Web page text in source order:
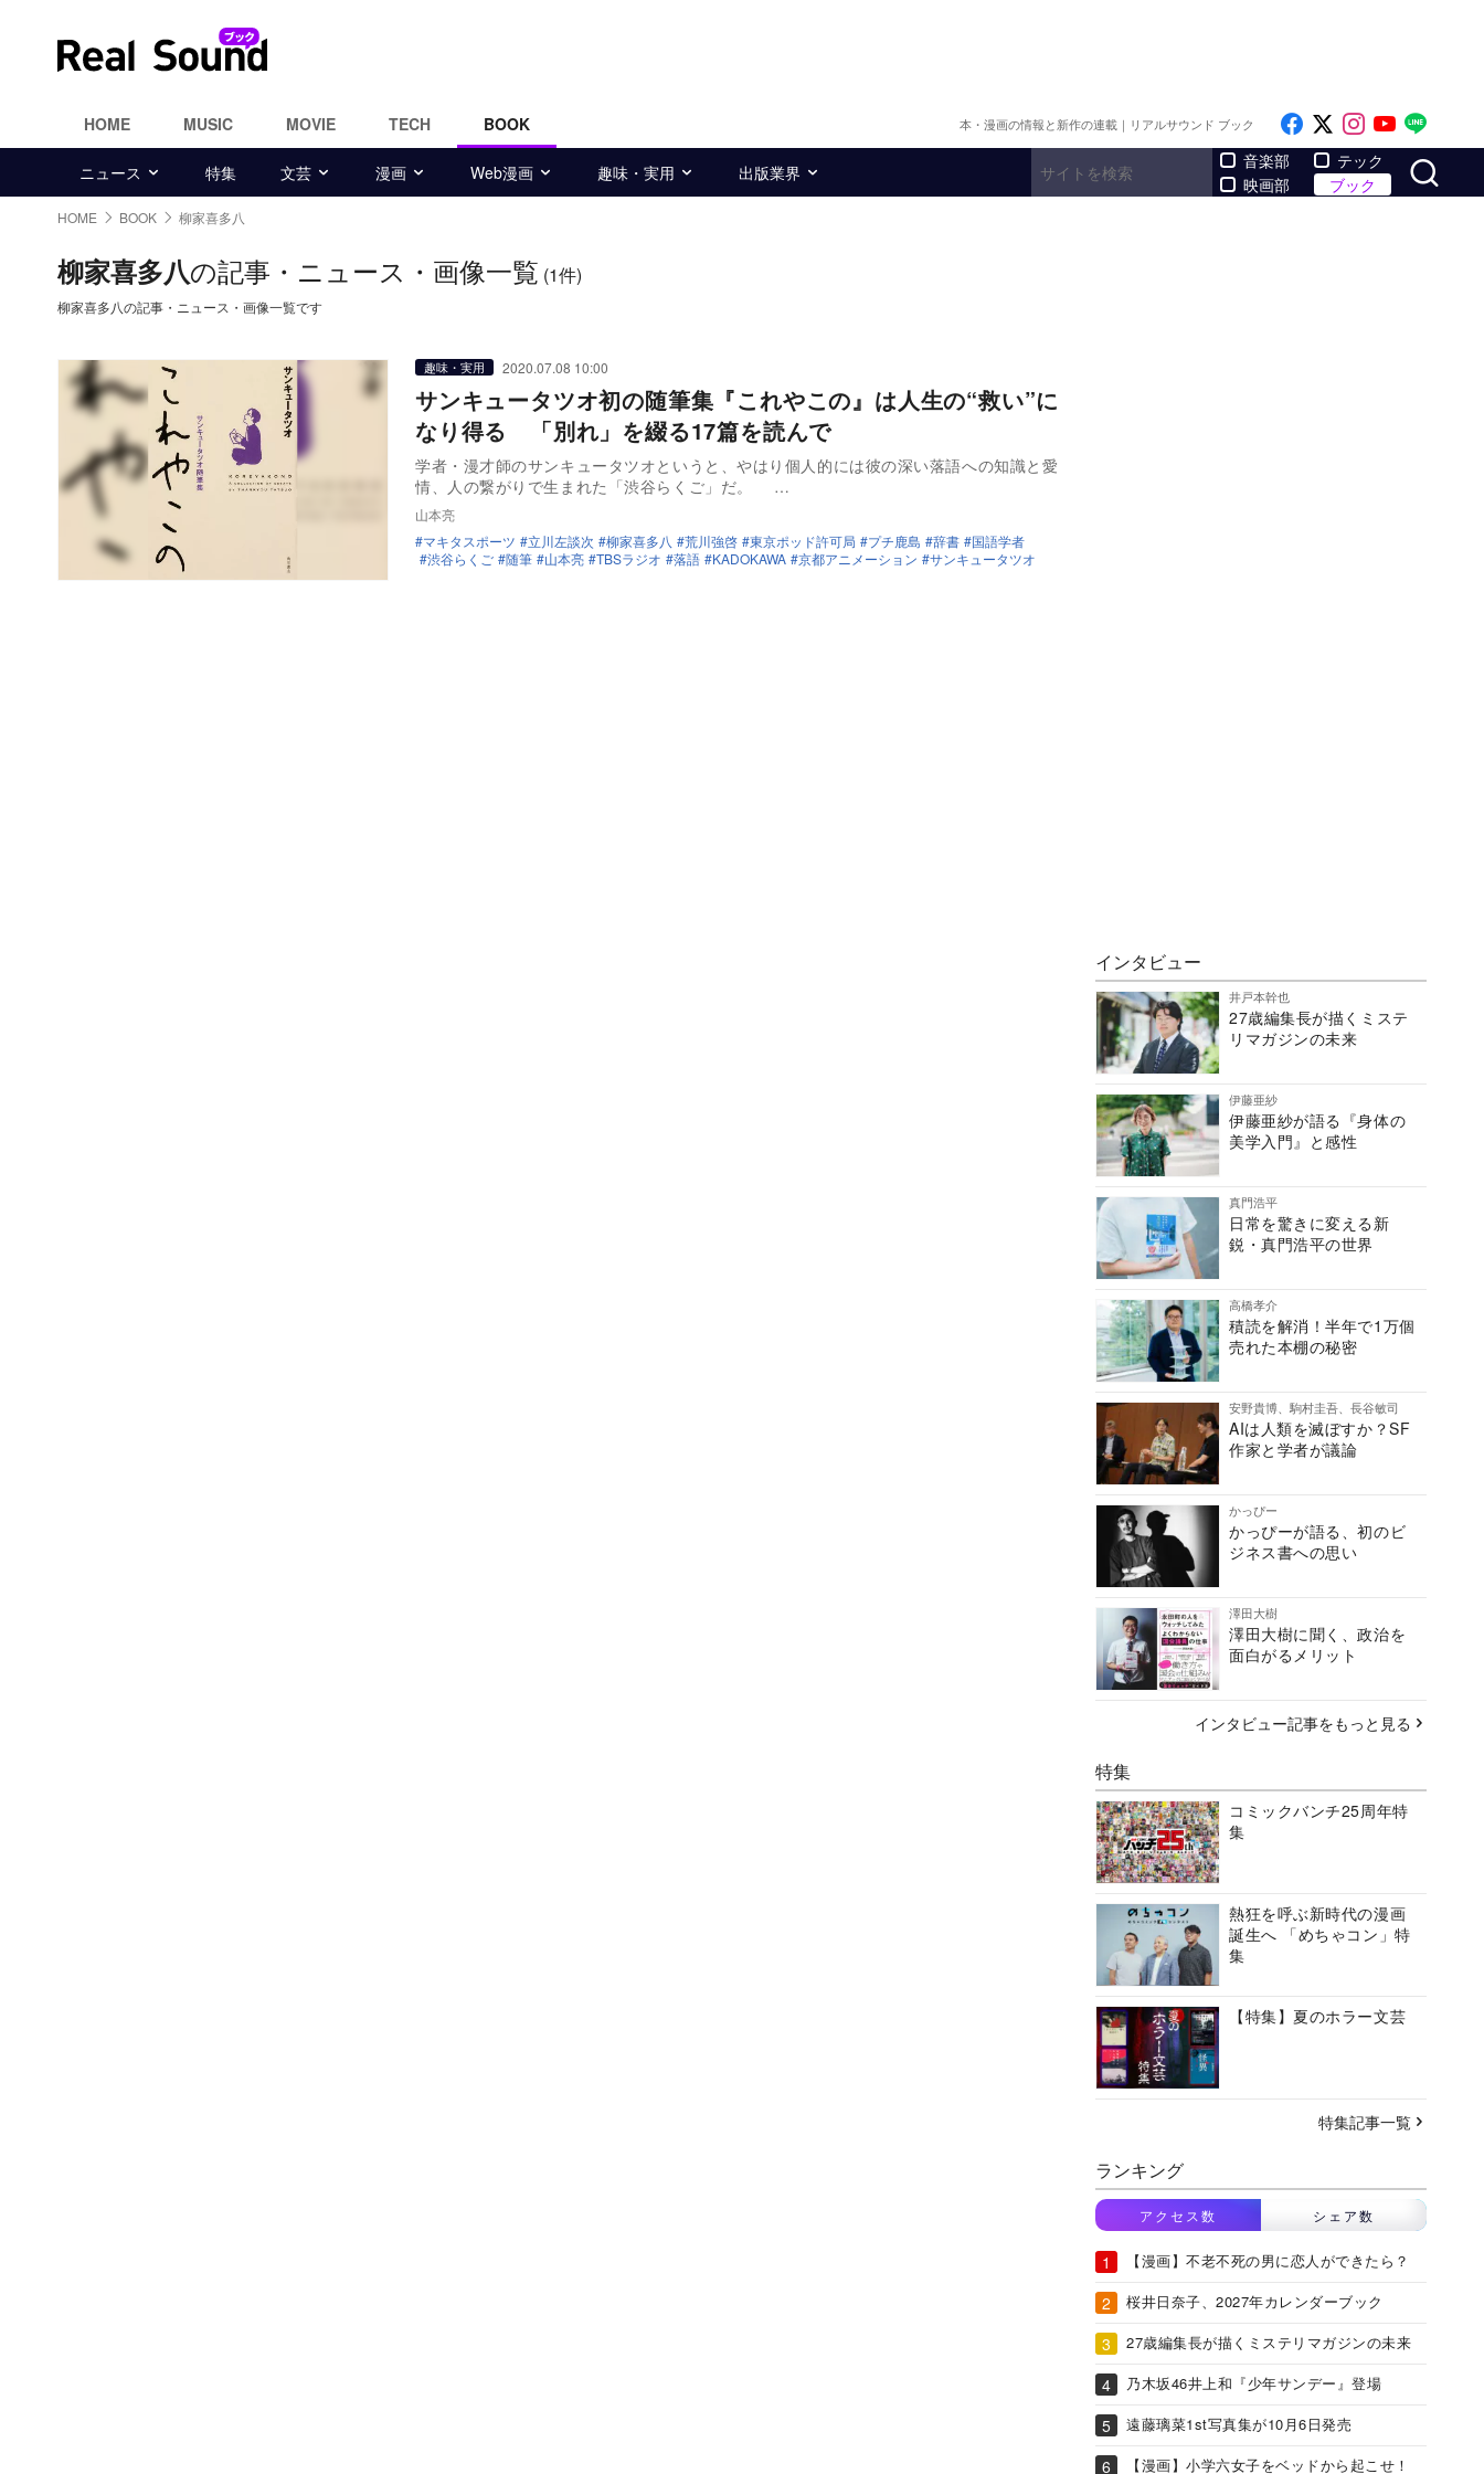
HOME MUSIC MOVIE TECH BOOK 本・漫画の情報と新作の連載｜リアルサウンド ブック Like on Facebook
Follow on x
Follow on
Follow
ニュース 特集 文芸 漫画 Web漫画 趣味・実用 出版業界
音楽部
映画部
テック
ブック
HOME BOOK 柳家喜多八
柳家喜多八の記事・ニュース・画像一覧 (1件)
柳家喜多八の記事・ニュース・画像一覧です
趣味・実用 2020.07.08 10:00
サンキュータツオ初の随筆集『これやこの』は人生の“救い”に
なり得る 「別れ」を綴る17篇を読んで
学者・漫才師のサンキュータツオというと、やはり個人的には彼の深い落語への知識と愛
情、人の繋がりで生まれた「渋谷らくご」だ。 …
山本亮
マキタスポーツ
立川左談次 柳家喜多八 荒川強啓 東京ポッド許可局 プチ鹿島 辞書
国語学者
渋谷らくご
随筆 山本亮 TBSラジオ 落語 KADOKAWA 京都アニメーション サンキュータツオ
インタビュー
井戸本幹也
27歳編集長が描くミステ
リマガジンの未来
伊藤亜紗
伊藤亜紗が語る『身体の
美学入門』と感性
真門浩平
日常を驚きに変える新
鋭・真門浩平の世界
高橋孝介
積読を解消！半年で1万個
売れた本棚の秘密
安野貴博、駒村圭吾、長谷敏司
AIは人類を滅ぼすか？SF
作家と学者が議論
かっぴー
かっぴーが語る、初のビ
ジネス書への思い
澤田大樹
澤田大樹に聞く、政治を
面白がるメリット
インタビュー記事をもっと見る
特集
コミックバンチ25周年特
集
熱狂を呼ぶ新時代の漫画
誕生へ 「めちゃコン」特
集
【特集】夏のホラー文芸
特集記事一覧
ランキング
アクセス数 シェア数
【漫画】不老不死の男に恋人ができたら？
桜井日奈子、2027年カレンダーブック
27歳編集長が描くミステリマガジンの未来
乃木坂46井上和『少年サンデー』登場
遠藤璃菜1st写真集が10月6日発売
【漫画】小学六女子をベッドから起こせ！